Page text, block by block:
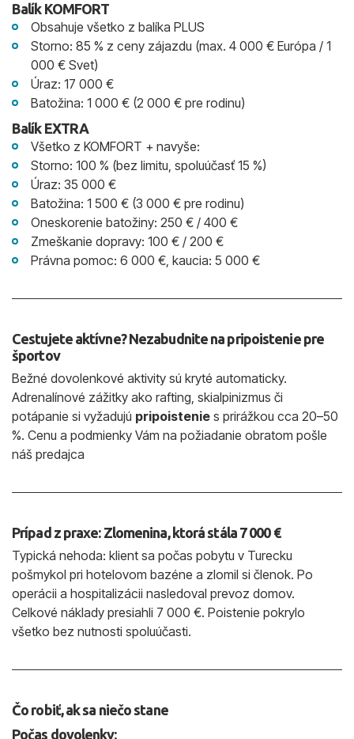
Balík KOMFORT
Obsahuje všetko z balíka PLUS
Storno: 85 % z ceny zájazdu (max. 4 000 € Európa / 1
000 € Svet)
Úraz: 17 000 €
Batožina: 1 000 € (2 000 € pre rodinu)
Balík EXTRA
Všetko z KOMFORT + navyše:
Storno: 100 % (bez limitu, spoluúčasť 15 %)
Úraz: 35 000 €
Batožina: 1 500 € (3 000 € pre rodinu)
Oneskorenie batožiny: 250 € / 400 €
Zmeškanie dopravy: 100 € / 200 €
Právna pomoc: 6 000 €, kaucia: 5 000 €
Cestujete aktívne? Nezabudnite na pripoistenie pre
športov
Bežné dovolenkové aktivity sú kryté automaticky.
Adrenalínové zážitky ako rafting, skialpinizmus či
potápanie si vyžadujú pripoistenie s prirážkou cca 20–50
%. Cenu a podmienky Vám na požiadanie obratom pošle
náš predajca
Prípad z praxe: Zlomenina, ktorá stála 7 000 €
Typická nehoda: klient sa počas pobytu v Turecku
pošmykol pri hotelovom bazéne a zlomil si členok. Po
operácii a hospitalizácii nasledoval prevoz domov.
Celkové náklady presiahli 7 000 €. Poistenie pokrylo
všetko bez nutnosti spoluúčasti.
Čo robiť, ak sa niečo stane
Počas dovolenky: